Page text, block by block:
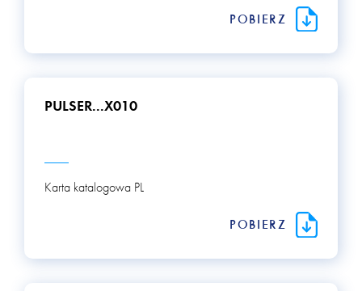
POBIERZ
PULSER...X010
Karta katalogowa PL
POBIERZ